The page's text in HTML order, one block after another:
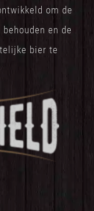
om de
en de
bier te